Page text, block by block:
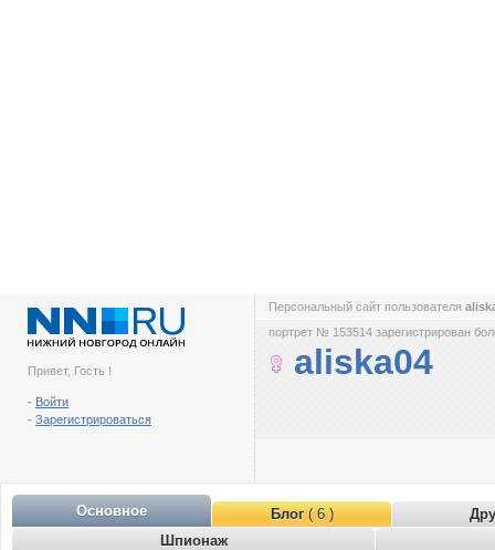
Привет, Гость !
- Войти
- Зарегистрироваться
Персональный сайт пользователя
портрет № 153514 зарегистрирован
aliska04
Основное Блог( 6 )
Шпионаж